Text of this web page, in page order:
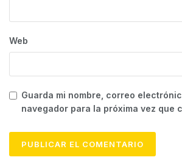
Web
Guarda mi nombre, correo
navegador para la próxima vez que